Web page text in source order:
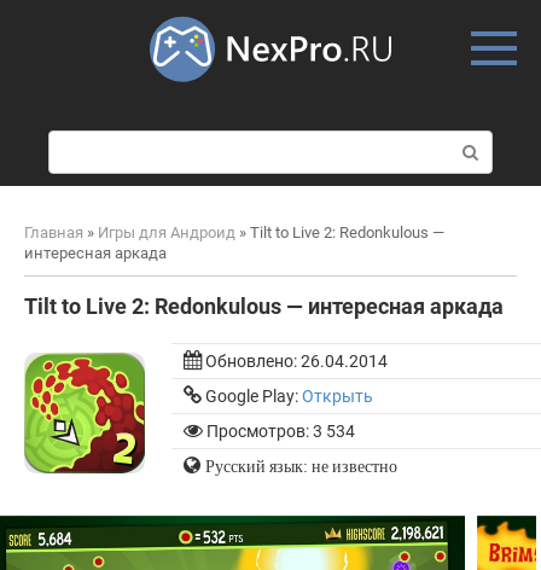
о
и
к
Главная » Игры для Андроид » Tilt to Live 2: Redonkulous —
интересная аркада
Tilt to Live 2: Redonkulous — интересная аркада
Обновлено:26.04.2014
Google Play:Открыть
Просмотров: 3 534
Русский язык: не известно